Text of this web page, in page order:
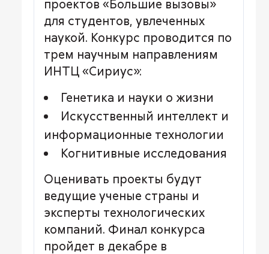
проектов «Большие вызовы»
для студентов, увлеченных
наукой. Конкурс проводится по
трем научным направлениям
ИНТЦ «Сириус»:
Генетика и науки о жизни
Искусственный интеллект и
информационные технологии
Когнитивные исследования
Оценивать проекты будут
ведущие ученые страны и
эксперты технологических
компаний. Финал конкурса
пройдет в декабре в